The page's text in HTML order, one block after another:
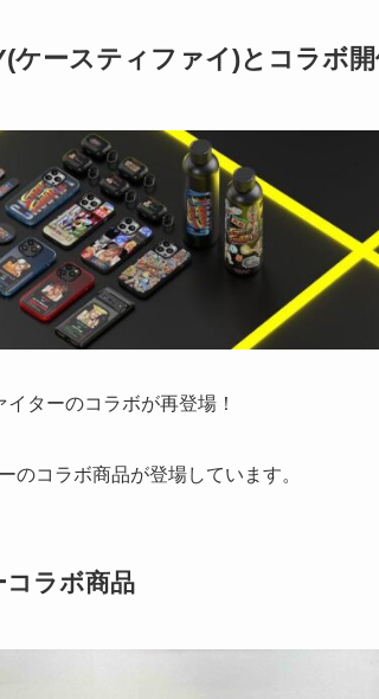
ケースティファイ)とコラボ
ターのコラボが再登場！
のコラボ商品が登場しています。
ラボ商品